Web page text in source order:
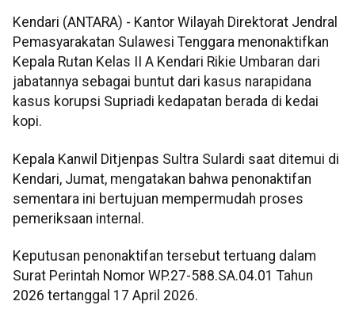
Kendari (ANTARA) - Kantor Wilayah Direktorat Jendral
Pemasyarakatan Sulawesi Tenggara menonaktifkan
Kepala Rutan Kelas II A Kendari Rikie Umbaran dari
jabatannya sebagai buntut dari kasus narapidana
kasus korupsi Supriadi kedapatan berada di kedai
kopi.
Kepala Kanwil Ditjenpas Sultra Sulardi saat ditemui di
Kendari, Jumat, mengatakan bahwa penonaktifan
sementara ini bertujuan mempermudah proses
pemeriksaan internal.
Keputusan penonaktifan tersebut tertuang dalam
Surat Perintah Nomor WP.27-588.SA.04.01 Tahun
2026 tertanggal 17 April 2026.